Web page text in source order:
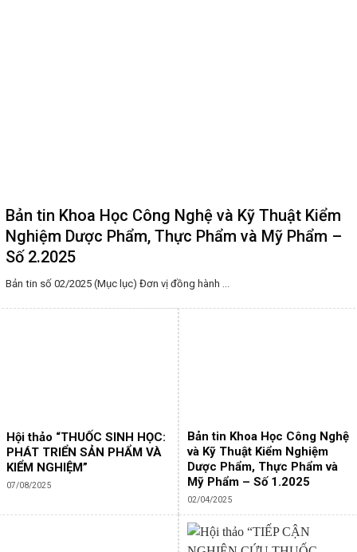
Bản tin Khoa Học Công Nghệ và Kỹ Thuật Kiểm
Nghiệm Dược Phẩm, Thực Phẩm và Mỹ Phẩm –
Số 2.2025
Bản tin số 02/2025 (Mục lục) Đơn vị đồng hành ...
Hội thảo “THUỐC SINH HỌC:
PHÁT TRIỂN SẢN PHẨM VÀ
KIỂM NGHIỆM”
07/08/2025
Bản tin Khoa Học Công Nghệ
và Kỹ Thuật Kiểm Nghiệm
Dược Phẩm, Thực Phẩm và
Mỹ Phẩm – Số 1.2025
02/04/2025